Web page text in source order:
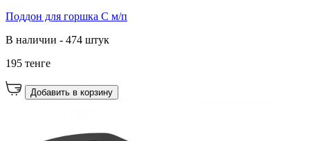
Поддон для горшка С м/п
В наличии - 474 штук
195 тенге
Добавить в корзину